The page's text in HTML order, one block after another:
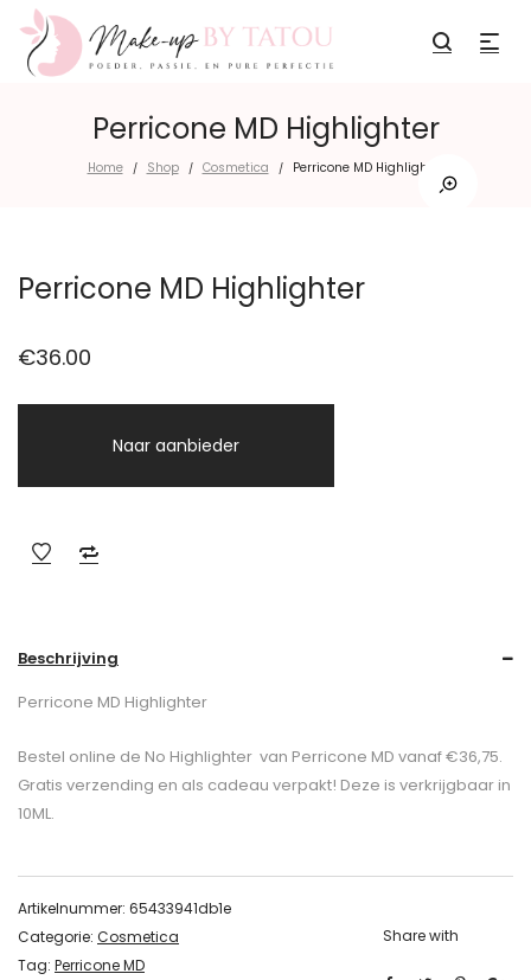
Perricone MD Highlighter
Home / Shop / Cosmetica / Perricone MD Highlighter
Perricone MD Highlighter
€36.00
Naar aanbieder
Beschrijving
Perricone MD Highlighter
Bestel online de No Highlighter van Perricone MD vanaf €36,75.
Gratis verzending en als cadeau verpakt! Deze is verkrijgbaar in
10ML.
Artikelnummer: 65433941db1e
Categorie: Cosmetica
Tag: Perricone MD
Share with